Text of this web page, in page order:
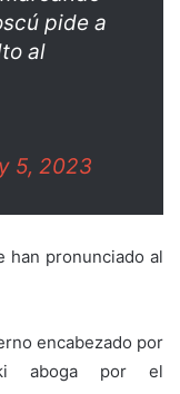
pide a
al
5, 2023
han pronunciado al
encabezado por
aboga por el